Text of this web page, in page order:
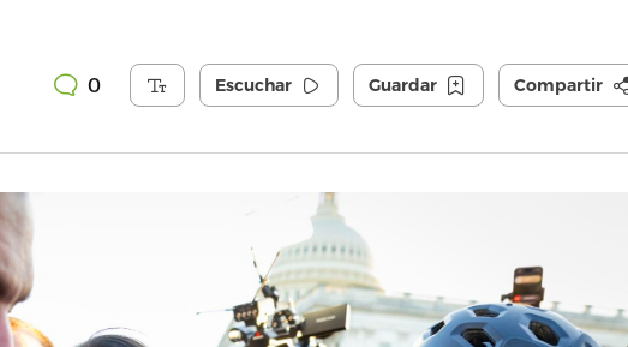
0 Escuchar Guardar Compartir